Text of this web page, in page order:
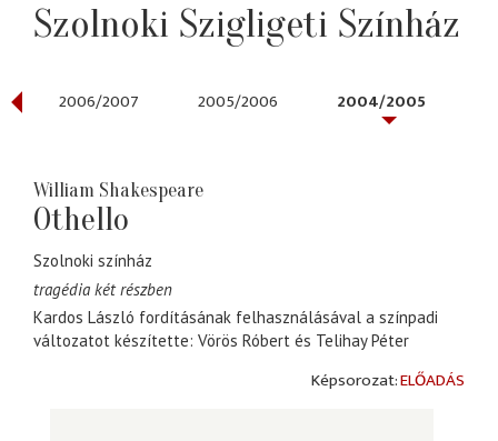
Szolnoki Szigligeti Színház
2006/2007 2005/2006 2004/2005
William Shakespeare
Othello
Szolnoki színház
tragédia két részben
Kardos László fordításának felhasználásával a színpadi
változatot készítette: Vörös Róbert és Telihay Péter
ELŐADÁS